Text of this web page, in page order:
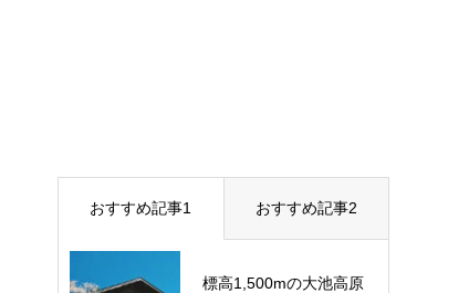
おすすめ記事1 おすすめ記事2
標高1,500mの大池高原